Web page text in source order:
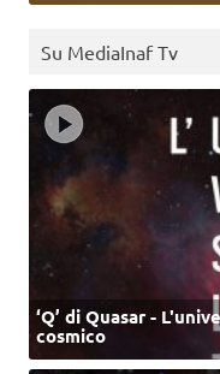
Su MediaInaf Tv
‘Q’ di Quasar -
cosmico